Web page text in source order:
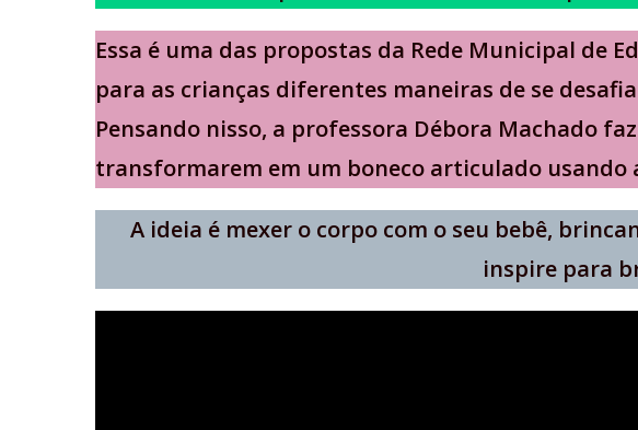
Essa é uma das propostas da Rede Municipal de
para as crianças diferentes maneiras de se
Pensando nisso, a professora Débora Machado
transformarem em um boneco articulado usando
A ideia é mexer o corpo com o seu bebê,
inspire para